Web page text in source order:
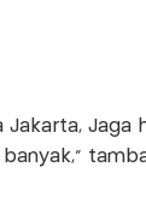
Jakarta, Jaga